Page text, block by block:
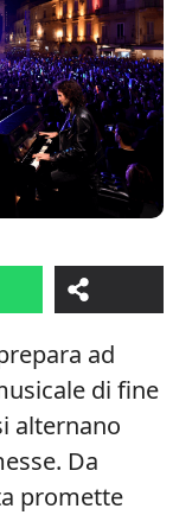
ad
di fine
alternano
Da
promette